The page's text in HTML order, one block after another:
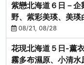
紫戀北海道６日－企
野、紫彩美瑛、美瑛
轉塔08/21, 08/28
花現北海道５日-薰
霧多布濕原、小清水